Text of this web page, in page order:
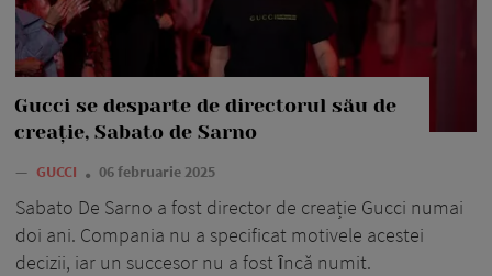
Gucci se desparte de directorul său de
creație, Sabato de Sarno
— GUCCI 06 februarie 2025
Sabato De Sarno a fost director de creație Gucci numai
doi ani. Compania nu a specificat motivele acestei
decizii, iar un succesor nu a fost ȋncă numit.